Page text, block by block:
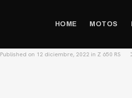
HOME MOTOS
Published on 12 diciembre, 2022 in Z 650 RS